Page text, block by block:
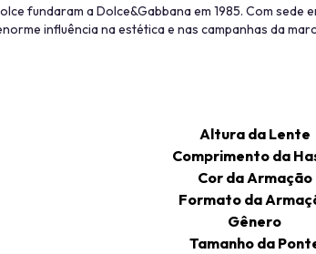
fundaram a Dolce&Gabbana em 1985. Com
influência na estética e nas campanhas da
Altura da Lente
Comprimento da
Cor da Armação
Formato da
Gênero
Tamanho da